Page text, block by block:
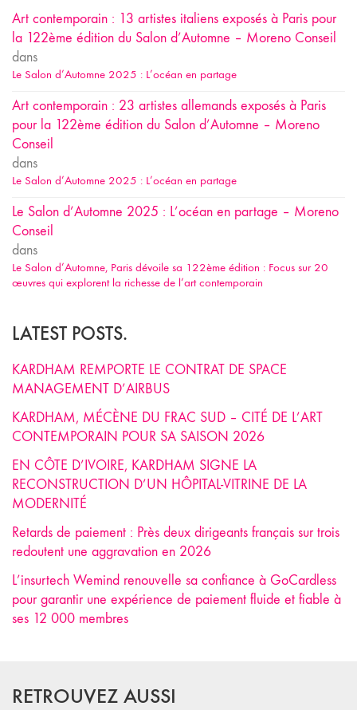
Art contemporain : 13 artistes italiens exposés à Paris pour
la 122ème édition du Salon d’Automne – Moreno Conseil
dans
Le Salon d’Automne 2025 : L’océan en partage
Art contemporain : 23 artistes allemands exposés à Paris
pour la 122ème édition du Salon d’Automne – Moreno
Conseil
dans
Le Salon d’Automne 2025 : L’océan en partage
Le Salon d’Automne 2025 : L’océan en partage – Moreno
Conseil
dans
Le Salon d’Automne, Paris dévoile sa 122ème édition : Focus sur 20
œuvres qui explorent la richesse de l’art contemporain
LATEST POSTS.
KARDHAM REMPORTE LE CONTRAT DE SPACE
MANAGEMENT D’AIRBUS
KARDHAM, MÉCÈNE DU FRAC SUD – CITÉ DE L’ART
CONTEMPORAIN POUR SA SAISON 2026
EN CÔTE D’IVOIRE, KARDHAM SIGNE LA
RECONSTRUCTION D’UN HÔPITAL-VITRINE DE LA
MODERNITÉ
Retards de paiement : Près deux dirigeants français sur trois
redoutent une aggravation en 2026
L’insurtech Wemind renouvelle sa confiance à GoCardless
pour garantir une expérience de paiement fluide et fiable à
ses 12 000 membres
RETROUVEZ AUSSI